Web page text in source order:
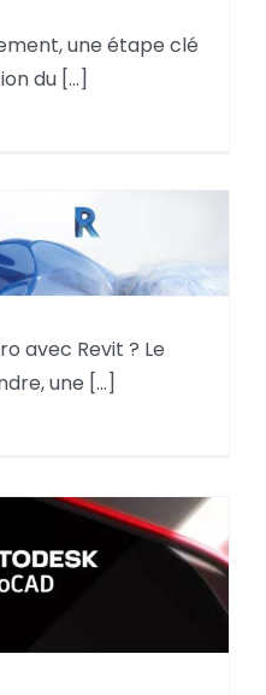
changement,
l’adoption du
une étape clé
du [...]
avec Revit
avec Revit ? Le
une [...]